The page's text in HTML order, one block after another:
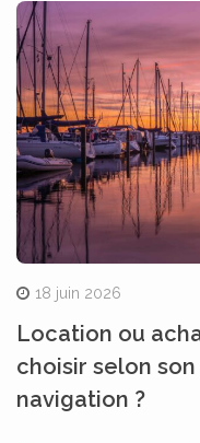
18 juin 2026
Location ou
choisir selon
navigation ?